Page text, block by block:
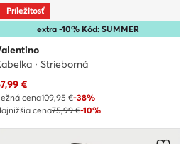
extra -10% Kód: SUMMER
Príležitosť
· Strieborná
cena
€
cena109,95 €-38%
cena75,99 €-10%